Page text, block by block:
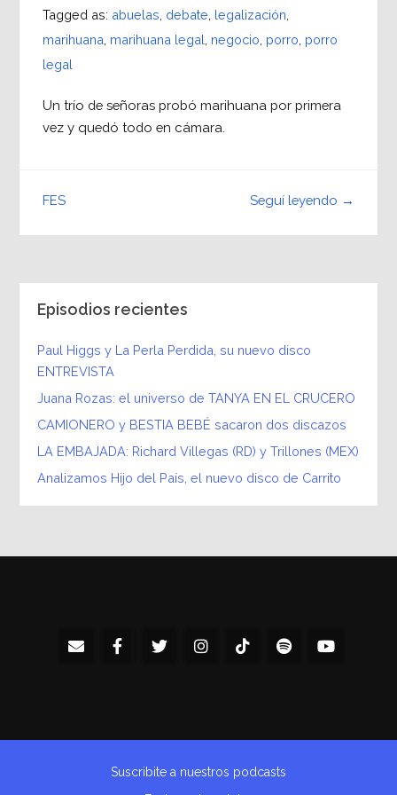
Tagged as: abuelas debate legalización
marihuana marihuana legal negocio porro porro
legal
Un trío de señoras probó marihuana por primera
vez y quedó todo en cámara.
Seguí leyendo →
FES
Episodios recientes
Paul Higgs y La Perla Perdida, su nuevo disco
ENTREVISTA
Juana Rozas: el universo de TANYA EN EL CRUCERO
CAMIONERO y BESTIA BEBÉ sacaron dos discazos
LA EMBAJADA: Richard Villegas (RD) y Trillones (MEX)
Analizamos Hijo del País, el nuevo disco de Carrito
Suscribite a nuestros podcasts